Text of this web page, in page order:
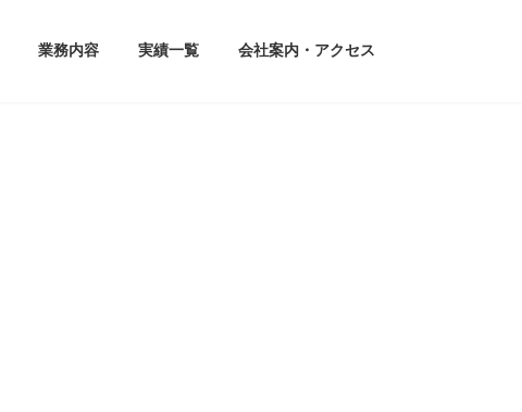
業務内容 実績一覧 会社案内・アクセス